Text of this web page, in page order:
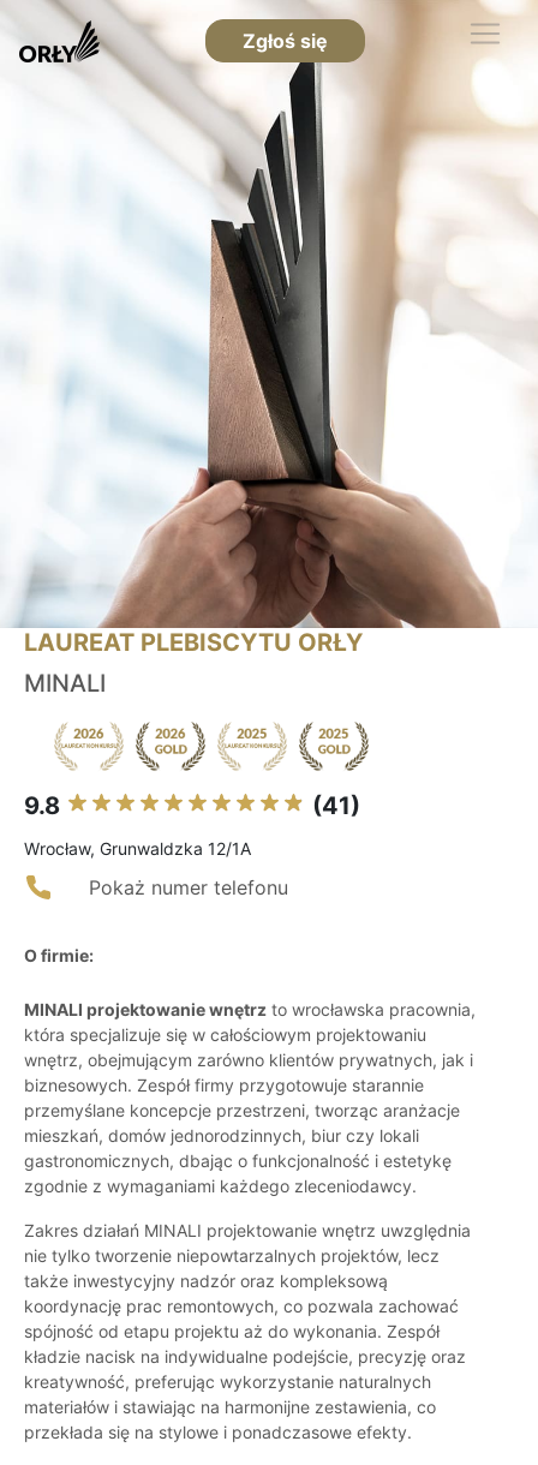
Zgłoś się
LAUREAT PLEBISCYTU ORŁY
MINALI
9.8 (41)
Wrocław, Grunwaldzka 12/1A
Pokaż numer telefonu
O firmie:
MINALI projektowanie wnętrz to wrocławska pracownia,
która specjalizuje się w całościowym projektowaniu
wnętrz, obejmującym zarówno klientów prywatnych, jak i
biznesowych. Zespół firmy przygotowuje starannie
przemyślane koncepcje przestrzeni, tworząc aranżacje
mieszkań, domów jednorodzinnych, biur czy lokali
gastronomicznych, dbając o funkcjonalność i estetykę
zgodnie z wymaganiami każdego zleceniodawcy.
Zakres działań MINALI projektowanie wnętrz uwzględnia
nie tylko tworzenie niepowtarzalnych projektów, lecz
także inwestycyjny nadzór oraz kompleksową
koordynację prac remontowych, co pozwala zachować
spójność od etapu projektu aż do wykonania. Zespół
kładzie nacisk na indywidualne podejście, precyzję oraz
kreatywność, preferując wykorzystanie naturalnych
materiałów i stawiając na harmonijne zestawienia, co
przekłada się na stylowe i ponadczasowe efekty.